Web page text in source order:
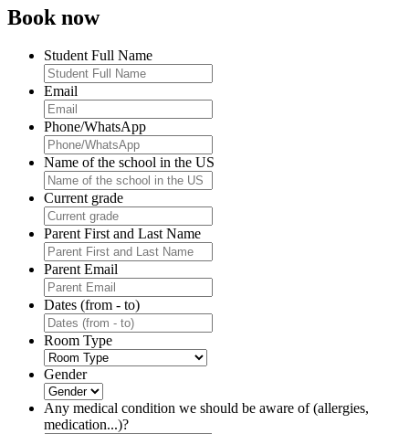
Book now
Student Full Name
Email
Phone/WhatsApp
Name of the school in the US
Current grade
Parent First and Last Name
Parent Email
Dates (from - to)
Room Type
Gender
Any medical condition we should be aware of (allergies,
medication...)?